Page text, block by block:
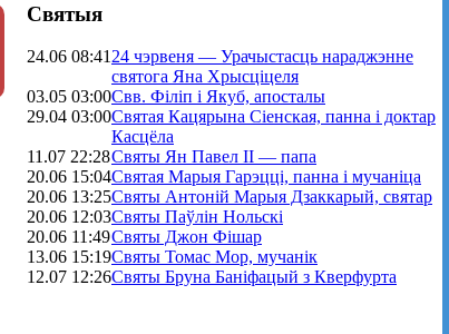
Святыя
24.06 08:4124 чэрвеня — Урачыстасць нараджэнне
святога Яна Хрысціцеля
03.05 03:00Свв. Філіп і Якуб, апосталы
29.04 03:00Святая Кацярына Сіенская, панна і доктар
Касцёла
11.07 22:28Святы Ян Павел II — папа
20.06 15:04Святая Марыя Гарэцці, панна і мучаніца
20.06 13:25Святы Антоній Марыя Дзаккарый, святар
20.06 12:03Святы Паўлін Нольскі
20.06 11:49Святы Джон Фішар
13.06 15:19Святы Томас Мор, мучанік
12.07 12:26Святы Бруна Баніфацый з Кверфурта